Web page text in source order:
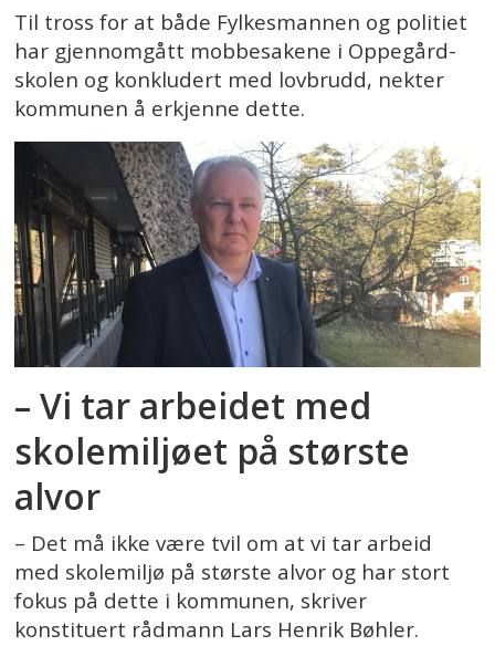
Til tross for at både Fylkesmannen og politiet
har gjennomgått mobbesakene i Oppegård-
skolen og konkludert med lovbrudd, nekter
kommunen å erkjenne dette.
– Vi tar arbeidet med
skolemiljøet på største
alvor
– Det må ikke være tvil om at vi tar arbeid
med skolemiljø på største alvor og har stort
fokus på dette i kommunen, skriver
konstituert rådmann Lars Henrik Bøhler.